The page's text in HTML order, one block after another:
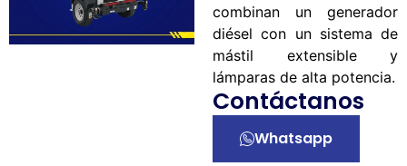
combinan un generador
diésel con un sistema de
mástil extensible y
lámparas de alta potencia.
Contáctanos
Whatsapp